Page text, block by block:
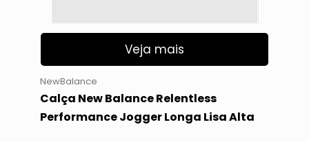
Veja mais
NewBalance
Calça New Balance Relentless
Performance Jogger Longa Lisa Alta